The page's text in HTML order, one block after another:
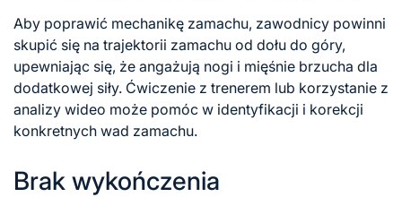
Aby poprawić mechanikę zamachu, zawodnicy powinni
skupić się na trajektorii zamachu od dołu do góry,
upewniając się, że angażują nogi i mięśnie brzucha dla
dodatkowej siły. Ćwiczenie z trenerem lub korzystanie z
analizy wideo może pomóc w identyfikacji i korekcji
konkretnych wad zamachu.
Brak wykończenia